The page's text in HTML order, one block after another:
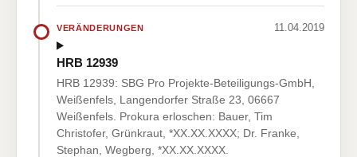
VERÄNDERUNGEN 11.04.2019
HRB 12939
HRB 12939: SBG Pro Projekte-Beteiligungs-GmbH,
Weißenfels, Langendorfer Straße 23, 06667
Weißenfels. Prokura erloschen: Bauer, Tim
Christofer, Grünkraut, *XX.XX.XXXX; Dr. Franke,
Stephan, Wegberg, *XX.XX.XXXX.